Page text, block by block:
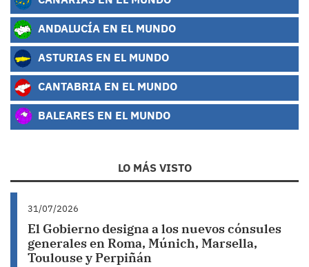
ANDALUCÍA EN EL MUNDO
ASTURIAS EN EL MUNDO
CANTABRIA EN EL MUNDO
BALEARES EN EL MUNDO
LO MÁS VISTO
31/07/2026
El Gobierno designa a los nuevos cónsules
generales en Roma, Múnich, Marsella,
Toulouse y Perpiñán